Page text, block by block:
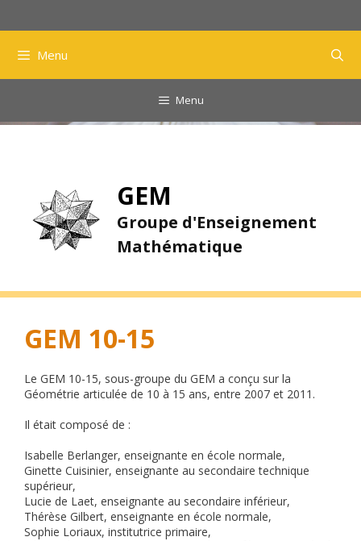
Menu
Menu
GEM
Groupe d'Enseignement
Mathématique
GEM 10-15
Le GEM 10-15, sous-groupe du GEM a conçu sur la
Géométrie articulée de 10 à 15 ans, entre 2007 et 2011.
Il était composé de :
Isabelle Berlanger, enseignante en école normale,
Ginette Cuisinier, enseignante au secondaire technique
supérieur,
Lucie de Laet, enseignante au secondaire inférieur,
Thérèse Gilbert, enseignante en école normale,
Sophie Loriaux, institutrice primaire,